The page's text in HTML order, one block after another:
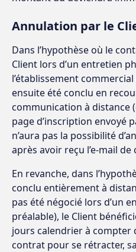
Annulation par le
Dans l’hypothèse où le
Client lors d’un entretien
l’établissement
ensuite été conclu en
communication à distance
page d’inscription envoyé
n’aura pas la possibilité
après avoir reçu l’e-mail
En revanche, dans
conclu entièrement à
pas été négocié lors d’un
préalable), le Client
jours calendrier à compter
contrat pour se rétracter,